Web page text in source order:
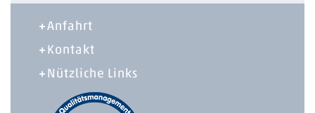
Anfahrt
Kontakt
Nützliche Links